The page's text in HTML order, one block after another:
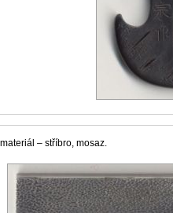
– stříbro, mosaz.